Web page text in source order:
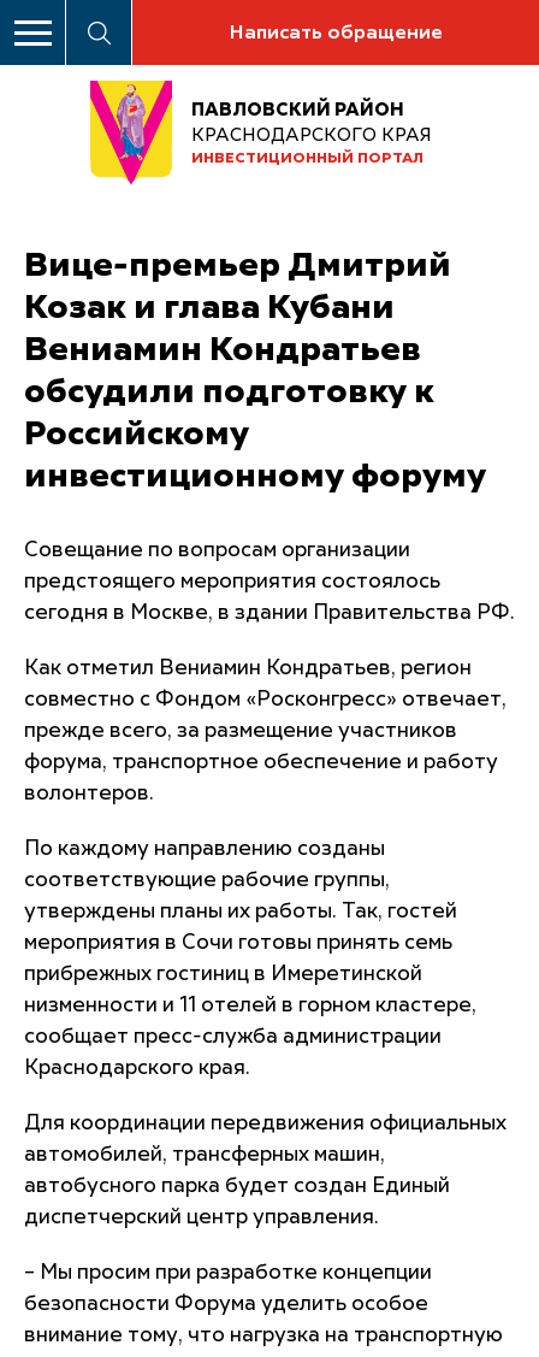
Написать обращение
ПАВЛОВСКИЙ РАЙОН
КРАСНОДАРСКОГО КРАЯ
ИНВЕСТИЦИОННЫЙ ПОРТАЛ
Вице-премьер Дмитрий
Козак и глава Кубани
Вениамин Кондратьев
обсудили подготовку к
Российскому
инвестиционному форуму
Совещание по вопросам организации
предстоящего мероприятия состоялось
сегодня в Москве, в здании Правительства РФ.
Как отметил Вениамин Кондратьев, регион
совместно с Фондом «Росконгресс» отвечает,
прежде всего, за размещение участников
форума, транспортное обеспечение и работу
волонтеров.
По каждому направлению созданы
соответствующие рабочие группы,
утверждены планы их работы. Так, гостей
мероприятия в Сочи готовы принять семь
прибрежных гостиниц в Имеретинской
низменности и 11 отелей в горном кластере,
сообщает пресс-служба администрации
Краснодарского края.
Для координации передвижения официальных
автомобилей, трансферных машин,
автобусного парка будет создан Единый
диспетчерский центр управления.
– Мы просим при разработке концепции
безопасности Форума уделить особое
внимание тому, что нагрузка на транспортную